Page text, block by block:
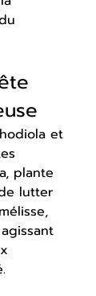
et
plante
lutter